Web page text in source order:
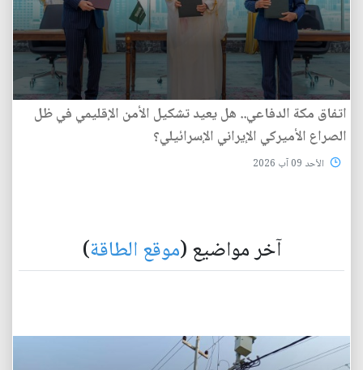
اتفاق مكة الدفاعي.. هل يعيد تشكيل الأمن الإقليمي في ظل
الصراع الأميركي الإيراني الإسرائيلي؟
الأحد 09 آب 2026
آخر مواضيع (موقع الطاقة)